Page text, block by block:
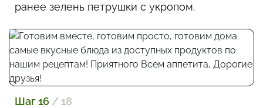
ранее зелень петрушки с укропом.
Шаг 16 / 18